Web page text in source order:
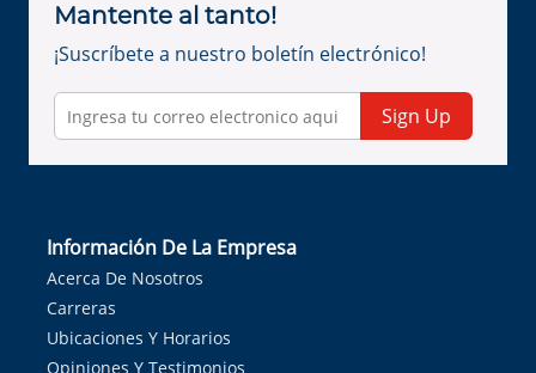
Mantente al tanto!
¡Suscríbete a nuestro boletín electrónico!
Sign Up
Información De La Empresa
Acerca De Nosotros
Carreras
Ubicaciones Y Horarios
Opiniones Y Testimonios